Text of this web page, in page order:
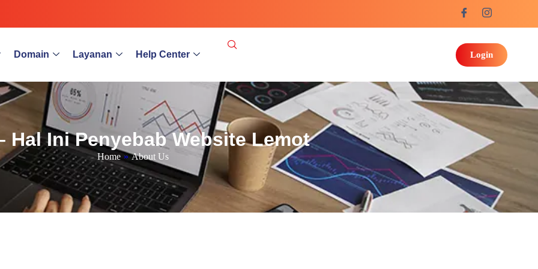
Domain Layanan Help Center Login
Hal Ini Penyebab Website Lemot
Home » About Us